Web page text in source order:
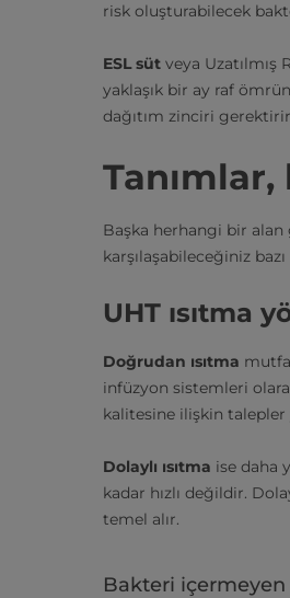
risk oluşturabilecek
ESL süt veya Uzatılmış
yaklaşık bir ay raf
dağıtım zinciri
Başka herhangi bir alan
karşılaşabileceğiniz
UHT ısıtma
Doğrudan ısıtma
infüzyon sistemleri
kalitesine ilişkin talepler
Dolaylı ısıtma ise daha
kadar hızlı değildir.
temel alır.
Bakteri